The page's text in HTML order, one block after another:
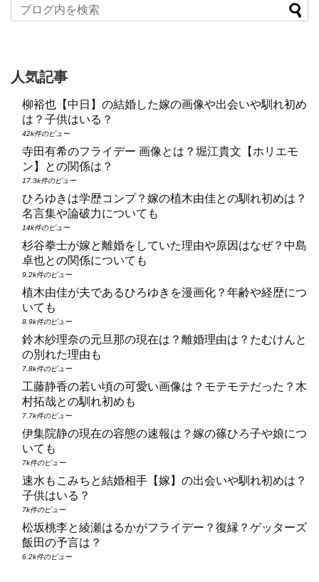
人気記事
柳裕也【中日】の結婚した嫁の画像や出会いや馴れ初め
は？子供はいる？
42k件のビュー
寺田有希のフライデー 画像とは？堀江貴文【ホリエモ
ン】との関係は？
17.3k件のビュー
ひろゆきは学歴コンプ？嫁の植木由佳との馴れ初めは？
名言集や論破力についても
14k件のビュー
杉谷拳士が嫁と離婚をしていた理由や原因はなぜ？中島
卓也との関係についても
9.2k件のビュー
植木由佳が夫であるひろゆきを漫画化？年齢や経歴につ
いても
8.9k件のビュー
鈴木紗理奈の元旦那の現在は？離婚理由は？たむけんと
の別れた理由も
7.8k件のビュー
工藤静香の若い頃の可愛い画像は？モテモテだった？木
村拓哉との馴れ初めも
7.7k件のビュー
伊集院静の現在の容態の速報は？嫁の篠ひろ子や娘につ
いても
7k件のビュー
速水もこみちと結婚相手【嫁】の出会いや馴れ初めは？
子供はいる？
7k件のビュー
松坂桃李と綾瀬はるかがフライデー？復縁？ゲッターズ
飯田の予言は？
6.2k件のビュー